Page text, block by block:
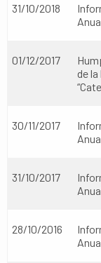
31/10/2018
01/12/2017
de
30/11/2017
31/10/2017
28/10/2016